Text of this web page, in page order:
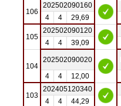
106
202502090160
4
4 29,69
105
202502090120
4
4 39,09
104
202502090020
4
4 12,00
103
202405120340
4
4 44,29